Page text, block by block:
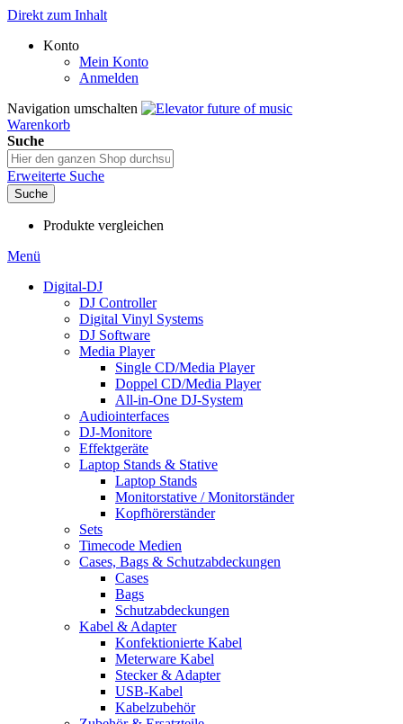
Direkt zum Inhalt
Konto
Mein Konto
Anmelden
Navigation umschalten
Warenkorb
Suche
Erweiterte Suche
Suche
Produkte vergleichen
Menü
Digital-DJ
DJ Controller
Digital Vinyl Systems
DJ Software
Media Player
Single CD/Media Player
Doppel CD/Media Player
All-in-One DJ-System
Audiointerfaces
DJ-Monitore
Effektgeräte
Laptop Stands & Stative
Laptop Stands
Monitorstative / Monitorständer
Kopfhörerständer
Sets
Timecode Medien
Cases, Bags & Schutzabdeckungen
Cases
Bags
Schutzabdeckungen
Kabel & Adapter
Konfektionierte Kabel
Meterware Kabel
Stecker & Adapter
USB-Kabel
Kabelzubehör